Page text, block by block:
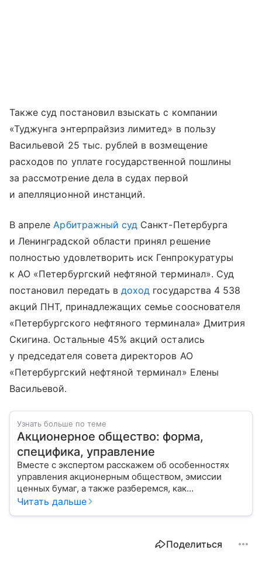
Также суд постановил взыскать с компании
«Туджунга энтерпрайзиз лимитед» в пользу
Васильевой 25 тыс. рублей в возмещение
расходов по уплате государственной пошлины
за рассмотрение дела в судах первой
и апелляционной инстанций.
В апреле Арбитражный суд Санкт-Петербурга
и Ленинградской области принял решение
полностью удовлетворить иск Генпрокуратуры
к АО «Петербургский нефтяной терминал». Суд
постановил передать вдоход государства 4 538
акций ПНТ, принадлежащих семье сооснователя
«Петербургского нефтяного терминала» Дмитрия
Скигина. Остальные 45% акций остались
у председателя совета директоров АО
«Петербургский нефтяной терминал» Елены
Васильевой.
Узнать больше по теме
Акционерное общество: форма,
специфика, управление
Вместе с экспертом расскажем об особенностях
управления акционерным обществом, эмиссии
ценных бумаг, а также разберемся, как
распределяется уставный капитал.
Читать дальше
Поделиться